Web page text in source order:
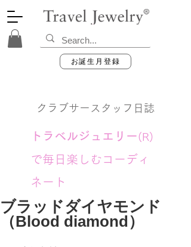
お誕生月登録
クラブサースタッフ日誌
トラベルジュエリー(R)
で毎日楽しむコーディ
ネート
ブラッドダイヤモンド
（Blood diamond）